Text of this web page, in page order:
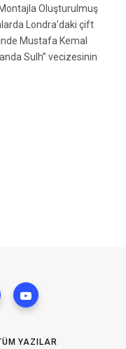
Oluşturulmuş
Londra’daki çift
Mustafa Kemal
Sulh” vecizesinin
YAZILAR